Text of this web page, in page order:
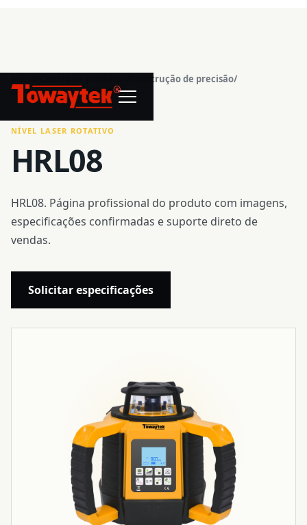
®
Construção de precisão/
Nível laser rotativo/HRL08
NÍVEL LASER ROTATIVO
HRL08
HRL08. Página profissional do produto com imagens,
especificações confirmadas e suporte direto de
vendas.
Solicitar especificações